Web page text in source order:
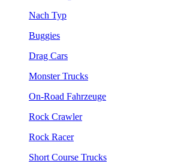
Nach Typ
Buggies
Drag Cars
Monster Trucks
On-Road Fahrzeuge
Rock Crawler
Rock Racer
Short Course Trucks